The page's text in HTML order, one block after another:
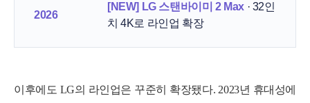
2026
[NEW] LG 스탠바이미 2 Max · 32인
치 4K로 라인업 확장
이후에도 LG의 라인업은 꾸준히 확장됐다. 2023년 휴대성에